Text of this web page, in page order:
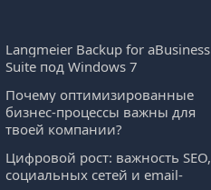
Langmeier Backup for aBusiness
Suite под Windows 7
Почему оптимизированные
бизнес-процессы важны для
твоей компании?
Цифровой рост: важность SEO,
социальных сетей и email-